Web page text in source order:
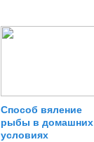
Способ вяление
рыбы в домашних
условиях